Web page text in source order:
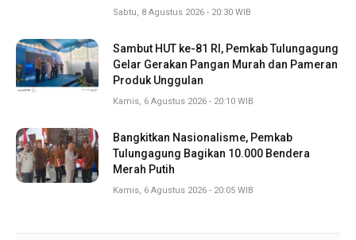
Sabtu, 8 Agustus 2026 - 20:30 WIB
Sambut HUT ke-81 RI, Pemkab Tulungagung
Gelar Gerakan Pangan Murah dan Pameran
Produk Unggulan
Kamis, 6 Agustus 2026 - 20:10 WIB
Bangkitkan Nasionalisme, Pemkab
Tulungagung Bagikan 10.000 Bendera
Merah Putih
Kamis, 6 Agustus 2026 - 20:05 WIB